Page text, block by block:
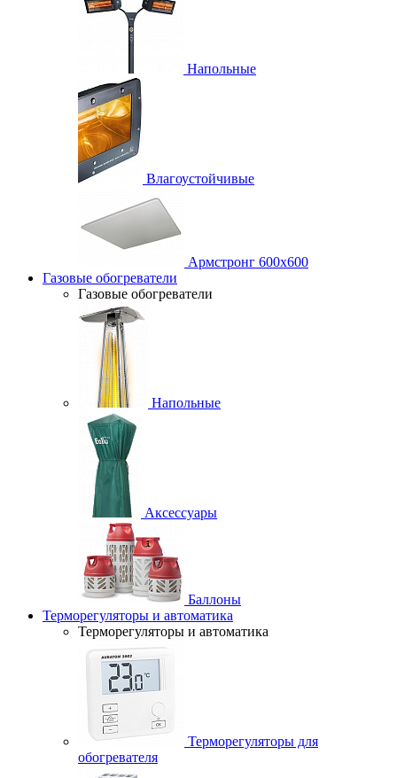
Напольные
Влагоустойчивые
Армстронг 600х600
Газовые обогреватели
Газовые обогреватели
Напольные
Аксессуары
Баллоны
Терморегуляторы и автоматика
Терморегуляторы и автоматика
Терморегуляторы для
обогревателя